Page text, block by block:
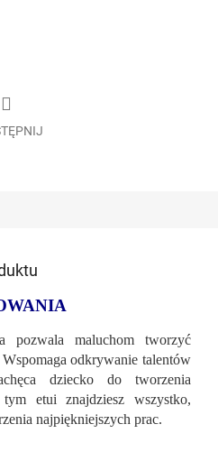
pozwala maluchom tworzyć
Wspomaga odkrywanie talentów
dziecko do tworzenia
etui znajdziesz wszystko,
najpiękniejszych prac.